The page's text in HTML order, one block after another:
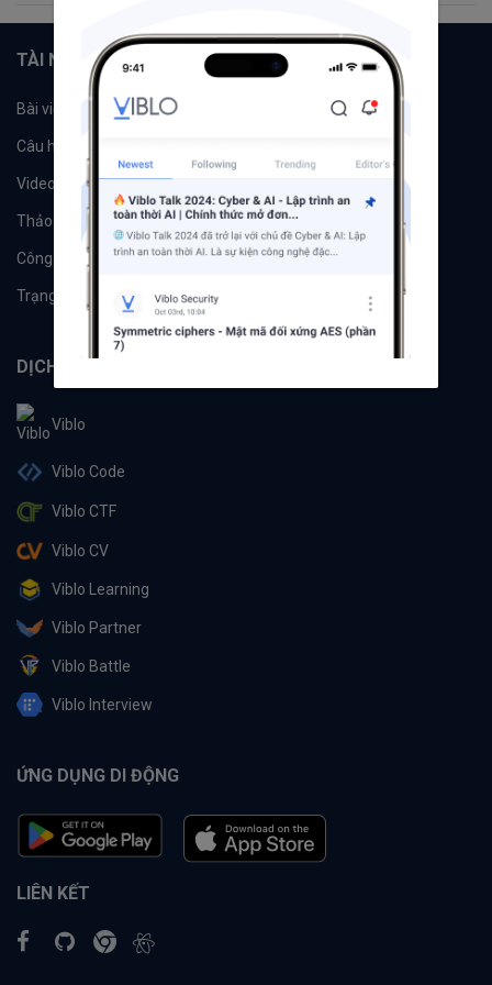
TÀI NGUYÊN
Bài viết
Câu hỏi
Videos
Thảo luận Đề xuất hệ thống
Công cụ Machine Learning
Trạng thái hệ thống
DỊCH VỤ
Viblo
Viblo Code
Viblo CTF
Viblo CV
Viblo Learning
Viblo Partner
Viblo Battle
Viblo Interview
ỨNG DỤNG DI ĐỘNG
LIÊN KẾT